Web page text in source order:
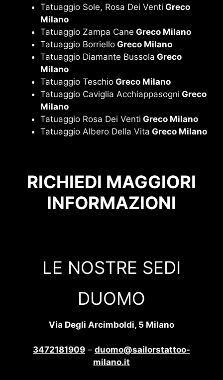
Tatuaggio Sole, Rosa Dei Venti Greco
Milano
Tatuaggio Zampa Cane Greco Milano
Tatuaggio Borriello Greco Milano
Tatuaggio Diamante Bussola Greco
Milano
Tatuaggio Teschio Greco Milano
Tatuaggio Caviglia Acchiappasogni Greco
Milano
Tatuaggio Rosa Dei Venti Greco Milano
Tatuaggio Albero Della Vita Greco Milano
RICHIEDI MAGGIORI
INFORMAZIONI
LE NOSTRE SEDI
DUOMO
Via Degli Arcimboldi, 5 Milano
3472181909 – duomo@sailorstattoo-
milano.it